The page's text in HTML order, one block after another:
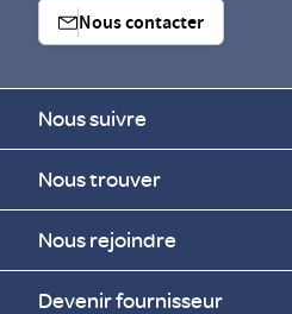
Nous contacter
Nous suivre
Nous trouver
Nous rejoindre
Devenir fournisseur